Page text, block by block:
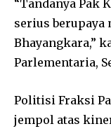
“Tandanya Pak
serius berupaya
Bhayangkara,”
Parlementaria,
Politisi Fraksi
jempol atas